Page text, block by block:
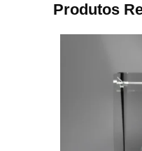
Produtos